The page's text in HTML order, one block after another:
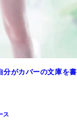
分がカバーの文庫を書
ス